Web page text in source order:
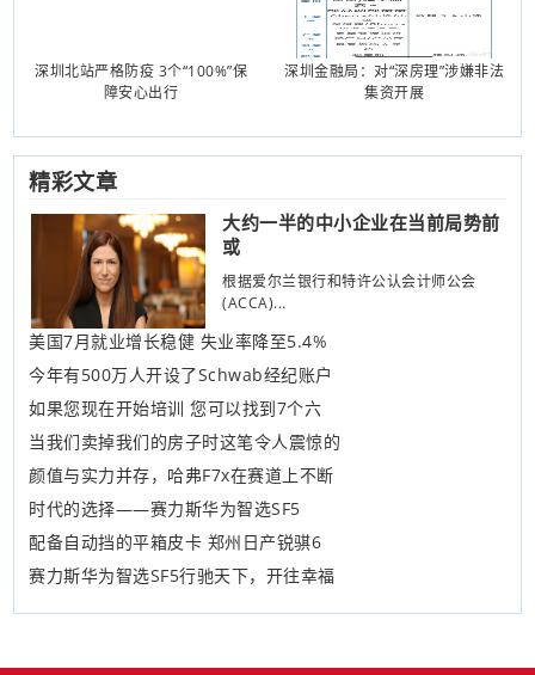
深圳北站严格防疫 3个“100%”保
障安心出行
深圳金融局：对“深房理”涉嫌非法
集资开展
精彩文章
大约一半的中小企业在当前局势前
或
根据爱尔兰银行和特许公认会计师公会
(ACCA)...
美国7月就业增长稳健 失业率降至5.4%
今年有500万人开设了Schwab经纪账户
如果您现在开始培训 您可以找到7个六
当我们卖掉我们的房子时这笔令人震惊的
颜值与实力并存，哈弗F7x在赛道上不断
时代的选择——赛力斯华为智选SF5
配备自动挡的平箱皮卡 郑州日产锐骐6
赛力斯华为智选SF5行驰天下，开往幸福